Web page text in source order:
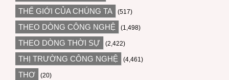
THẾ GIỚI CỦA CHÚNG TA (517)
THEO DÒNG CÔNG NGHỆ (1,498)
THEO DÒNG THỜI SỰ (2,422)
THỊ TRƯỜNG CÔNG NGHỆ (4,461)
THƠ (20)